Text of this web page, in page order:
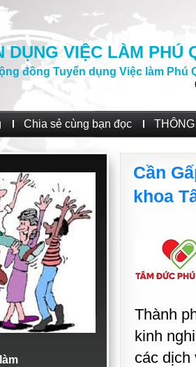
DỤNG VIỆC LÀM PHÚ
đồng Tuyển dụng Việc làm Phú
Chia sẻ cùng bạn đọc
Cần
khoa
Thành
kinh
các